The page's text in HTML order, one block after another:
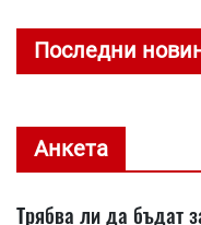
Последни
Анкета
Трябва ли да бъдат